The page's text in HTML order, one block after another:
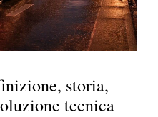
storia,
tecnica